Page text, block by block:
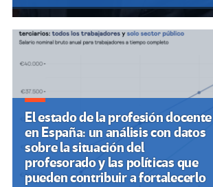
El estado de la profesión docente
en España: un análisis con datos
sobre la situación del
profesorado y las políticas que
pueden contribuir a fortalecerlo